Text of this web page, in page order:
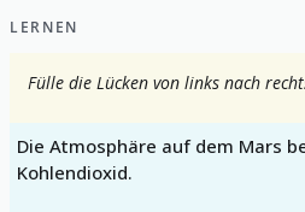
LERNEN
Fülle die Lücken von links nach
Die Atmosphäre auf dem Mars
Kohlendioxid.